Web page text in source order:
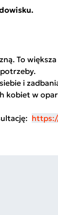
To
i
kobiet w